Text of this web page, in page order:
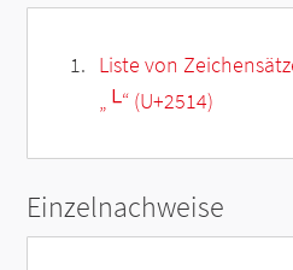
Liste von
„└“ (U+2514)
Einzelnachweise